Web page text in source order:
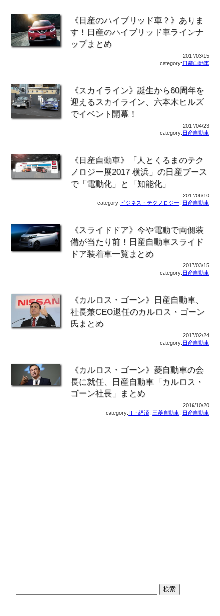
《日産のハイブリッド車？》ありま
す！日産のハイブリッド車ラインナ
ップまとめ
2017/03/15
category: 日産自動車
《スカイライン》誕生から60周年を
迎えるスカイライン、六本木ヒルズ
でイベント開幕！
2017/04/23
category: 日産自動車
《日産自動車》「人とくるまのテク
ノロジー展2017 横浜」の日産ブース
で「電動化」と「知能化」
2017/06/10
category: ビジネス・テクノロジー, 日産自動車
《スライドドア》今や電動で両側装
備が当たり前！日産自動車スライド
ドア装着車一覧まとめ
2017/03/15
category: 日産自動車
《カルロス・ゴーン》日産自動車、
社長兼CEO退任のカルロス・ゴーン
氏まとめ
2017/02/24
category: 日産自動車
《カルロス・ゴーン》菱自動車の会
長に就任、日産自動車「カルロス・
ゴーン社長」まとめ
2016/10/20
category: IT・経済,三菱自動車, 日産自動車